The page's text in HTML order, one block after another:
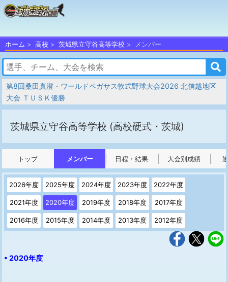
ホーム 高校 茨城県立守谷高等学校 メンバー
第8回桑田真澄・ワールドペガサス軟式野球大会2026 北信越地区
大会 ＴＵＳＫ優勝
茨城県立守谷高等学校 (高校硬式・茨城)
トップ メンバー 日程・結果 大会別成績
2026年度 2025年度 2024年度 2023年度 2022年度
2021年度 2020年度 2019年度 2018年度 2017年度
2016年度 2015年度 2014年度 2013年度 2012年度
• 2020年度